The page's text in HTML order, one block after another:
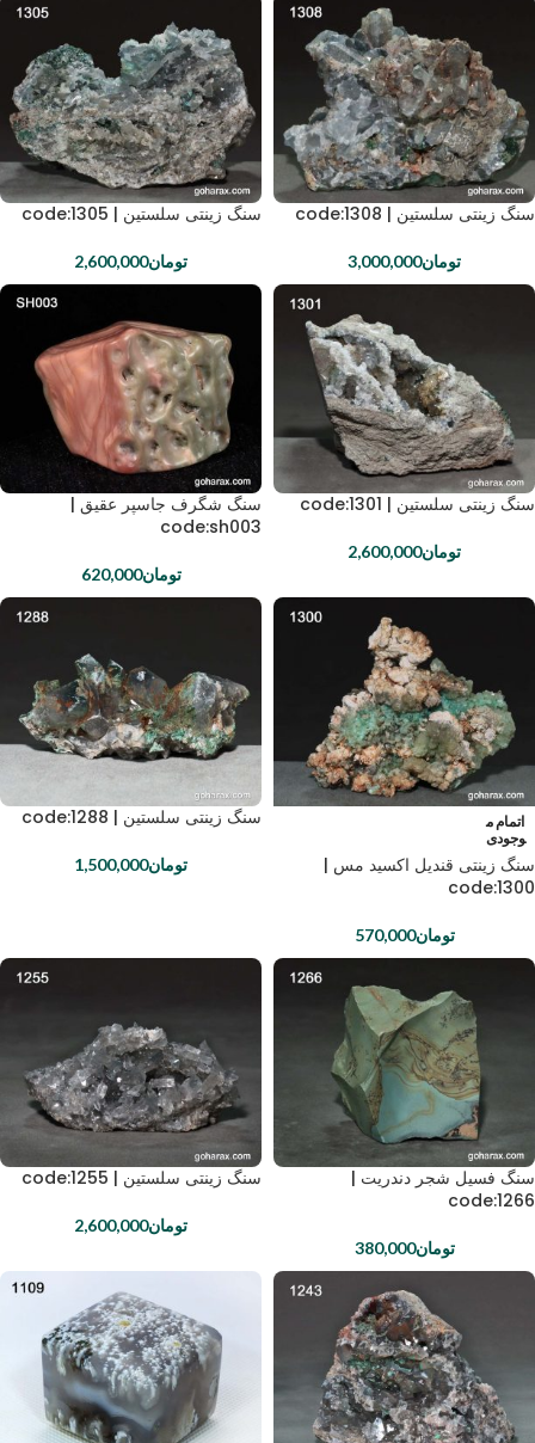
سنگ زینتی سلستین | code:1308
تومان3,000,000
سنگ زینتی سلستین | code:1305
تومان2,600,000
سنگ زینتی سلستین | code:1301
تومان2,600,000
سنگ شگرف جاسپر عقیق |
code:sh003
تومان620,000
اتمام م
وجودی
سنگ زینتی قندیل اکسید مس |
code:1300
تومان570,000
سنگ زینتی سلستین | code:1288
تومان1,500,000
سنگ فسیل شجر دندریت |
code:1266
تومان380,000
سنگ زینتی سلستین | code:1255
تومان2,600,000